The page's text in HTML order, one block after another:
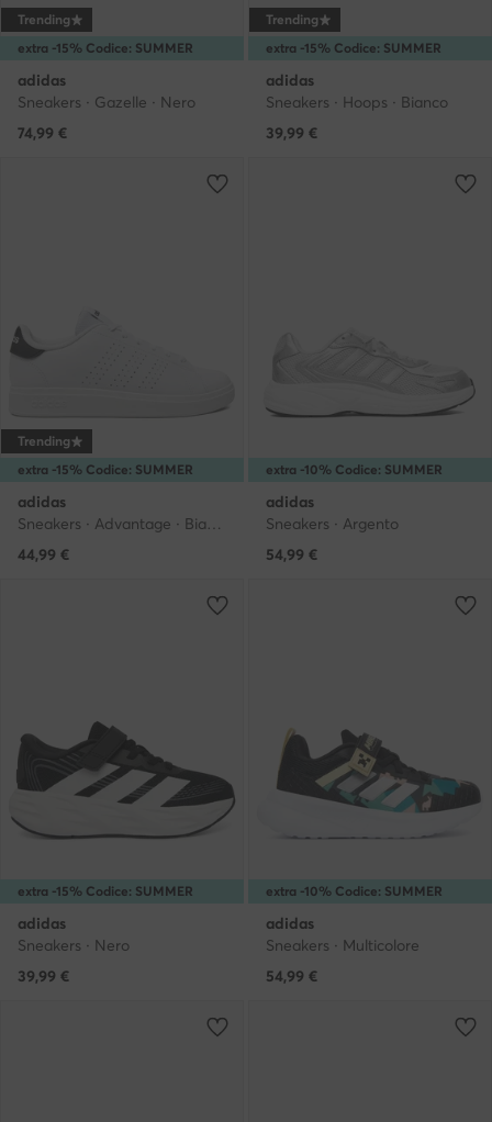
extra -15% Codice: SUMMER
Trending
adidas
Sneakers · Gazelle · Nero
74,99 €
extra -15% Codice: SUMMER
Trending
adidas
Sneakers · Hoops · Bianco
39,99 €
extra -15% Codice: SUMMER
Trending
adidas
Sneakers · Advantage · Bianco
44,99 €
extra -10% Codice: SUMMER
adidas
Sneakers · Argento
54,99 €
extra -15% Codice: SUMMER
adidas
Sneakers · Nero
39,99 €
extra -10% Codice: SUMMER
adidas
Sneakers · Multicolore
54,99 €